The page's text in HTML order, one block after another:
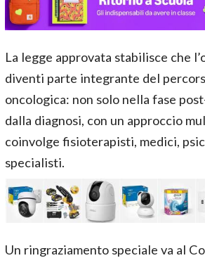
La legge approvata stabilisce che
diventi parte integrante del
oncologica: non solo nella fase
dalla diagnosi, con un approccio
coinvolge fisioterapisti, medici,
specialisti.
Un ringraziamento speciale va al